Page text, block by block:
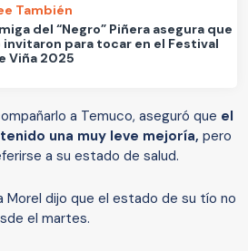
También
del “Negro” Piñera asegura que
invitaron para tocar en el Festival
Viña 2025
a Temuco, aseguró que el
una muy leve mejoría, pero
a su estado de salud.
Morel dijo que el estado de su tío no
el martes.